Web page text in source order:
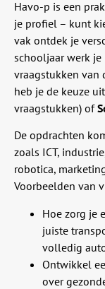
Havo-p is een
je profiel – kunt
vak ontdek je
schooljaar werk
vraagstukken van
heb je de keuze
vraagstukken) of
De opdrachten
zoals ICT,
robotica,
Voorbeelden van
Hoe zorg je
juiste
volledig
Ontwikkel
over